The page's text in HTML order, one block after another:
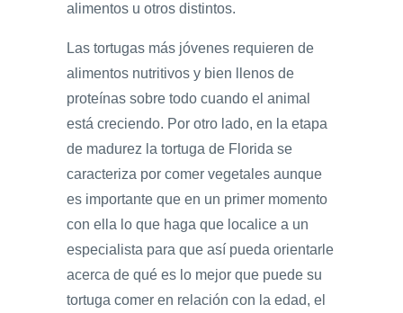
alimentos u otros distintos.
Las tortugas más jóvenes requieren de
alimentos nutritivos y bien llenos de
proteínas sobre todo cuando el animal
está creciendo. Por otro lado, en la etapa
de madurez la tortuga de Florida se
caracteriza por comer vegetales aunque
es importante que en un primer momento
con ella lo que haga que localice a un
especialista para que así pueda orientarle
acerca de qué es lo mejor que puede su
tortuga comer en relación con la edad, el